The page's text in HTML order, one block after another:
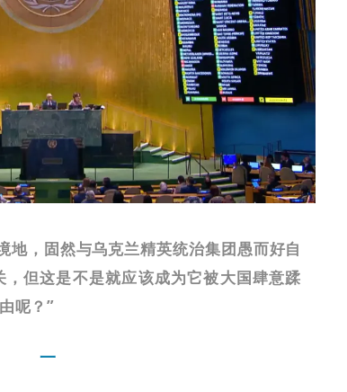
地，固然与乌克兰精英统治集团愚而好自
但这是不是就应该成为它被大国肆意蹂
呢？”
一